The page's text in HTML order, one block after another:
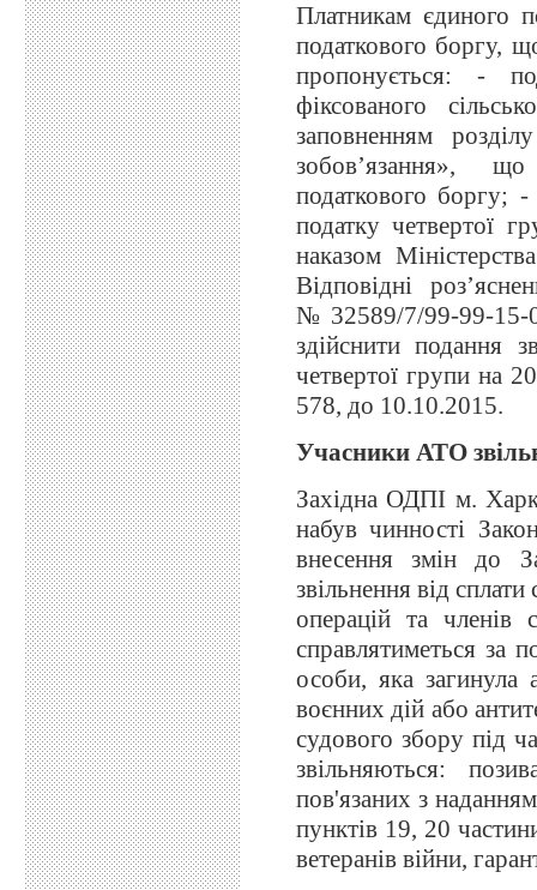
Платникам єдиного
податкового боргу,
пропонується: -
фіксованого
заповненням
зобов’язання»,
податкового боргу; -
податку четвертої
наказом
Відповідні
№32589/7/99-99-15-
здійснити подання
четвертої групи на
578, до 10.10.2015.
Учасники АТО
Західна ОДПІ м.
набув чинності
внесення змін до
звільнення від
операцій та членів
справлятиметься за
особи, яка загинула
воєнних дій або
судового збору під
звільняються:
пов'язаних з
пунктів 19, 20
ветеранів війни,